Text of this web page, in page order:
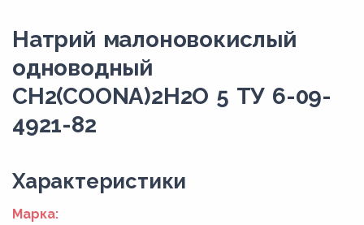
Натрий малоновокислый
одноводный
CH2(COONA)2H2O 5 ТУ 6-09-
4921-82
Xарактеристики
Марка: